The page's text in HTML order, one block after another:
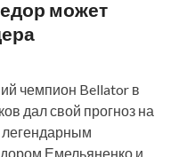
может
чемпион Bellator в
дал свой прогноз на
Емельяненко и